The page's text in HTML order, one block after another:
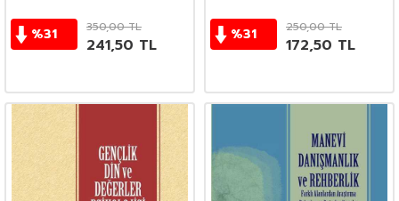
%31 350,00TL
241,50 TL
%31 250,00TL
172,50 TL